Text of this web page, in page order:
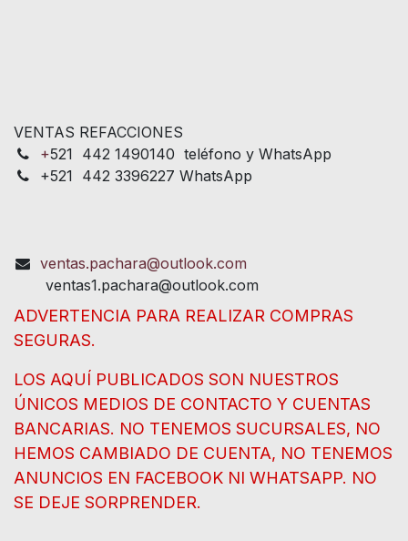
VENTAS REFACCIONES
+521 442 1490140 teléfono y WhatsApp
+521 442 3396227 WhatsApp
ventas.pachara@outlook.com
ventas1.pachara@outlook.com
ADVERTENCIA PARA REALIZAR COMPRAS
SEGURAS.
LOS AQUÍ PUBLICADOS SON NUESTROS
ÚNICOS MEDIOS DE CONTACTO Y CUENTAS
BANCARIAS. NO TENEMOS SUCURSALES, NO
HEMOS CAMBIADO DE CUENTA, NO TENEMOS
ANUNCIOS EN FACEBOOK NI WHATSAPP. NO
SE DEJE SORPRENDER.